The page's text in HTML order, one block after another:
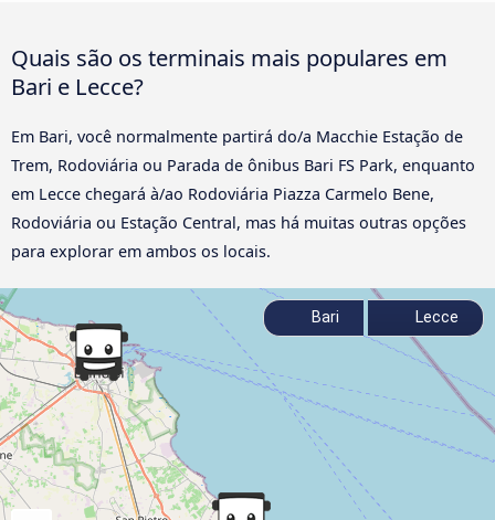
Quais são os terminais mais populares em
Bari e Lecce?
Em Bari, você normalmente partirá do/a Macchie Estação de
Trem, Rodoviária ou Parada de ônibus Bari FS Park, enquanto
em Lecce chegará à/ao Rodoviária Piazza Carmelo Bene,
Rodoviária ou Estação Central, mas há muitas outras opções
para explorar em ambos os locais.
Bari Lecce